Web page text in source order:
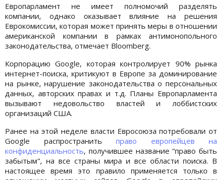
Европарламент не имеет полномочий разделять
компании, однако оказывает влияние на решения
Еврокомиссии, которая может принять меры в отношении
американской компании в рамках антимонопольного
законодательства, отмечает Bloomberg.
Корпорацию Google, которая контролирует 90% рынка
интернет-поиска, критикуют в Европе за доминирование
на рынке, нарушение законодательства о персональных
данных, авторских правах и т.д. Планы Европарламента
вызывают недовольство властей и лоббистских
организаций США.
Ранее на этой неделе власти Евросоюза потребовали от
Google распространить право европейцев на
конфиденциальность, получившее название "право быть
забытым", на все страны мира и все области поиска. В
настоящее время это правило применяется только в